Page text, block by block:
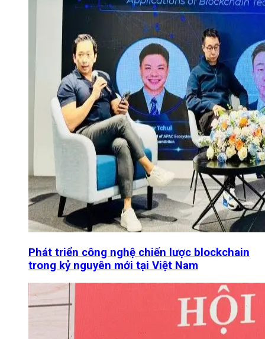
Phát triển công nghệ chiến lược blockchain
trong kỷ nguyên mới tại Việt Nam